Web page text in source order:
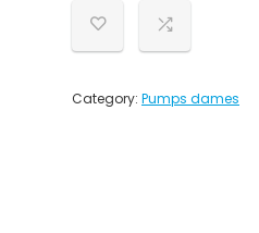
Category: Pumps dames